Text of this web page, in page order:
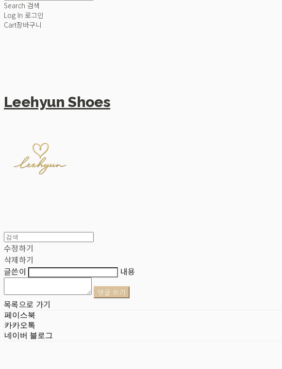
Search 검색
Log In 로그인
Cart장바구니
Leehyun Shoes
수정하기
삭제하기
글쓴이
내용
댓글 쓰기
목록으로 가기
페이스북
카카오톡
네이버 블로그